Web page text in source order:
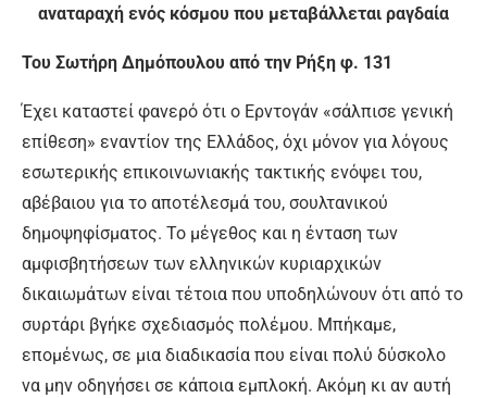
αναταραχή ενός κόσμου που μεταβάλλεται ραγδαία
Του Σωτήρη Δημόπουλου από την Ρήξη φ. 131
Έχει καταστεί φανερό ότι ο Ερντογάν «σάλπισε γενική
επίθεση» εναντίον της Ελλάδος, όχι μόνον για λόγους
εσωτερικής επικοινωνιακής τακτικής ενόψει του,
αβέβαιου για το αποτέλεσμά του, σουλτανικού
δημοψηφίσματος. Το μέγεθος και η ένταση των
αμφισβητήσεων των ελληνικών κυριαρχικών
δικαιωμάτων είναι τέτοια που υποδηλώνουν ότι από το
συρτάρι βγήκε σχεδιασμός πολέμου. Μπήκαμε,
επομένως, σε μια διαδικασία που είναι πολύ δύσκολο
να μην οδηγήσει σε κάποια εμπλοκή. Ακόμη κι αν αυτή